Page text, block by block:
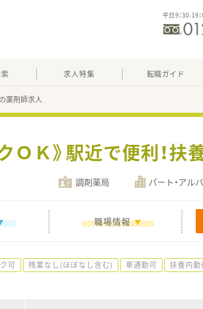
平日9：30-19
求人特集 転職ガイド
薬剤師求人
クＯＫ》駅近で便利！
調剤薬局 パート・アル
職場情報
可 残業なし(ほぼなし含む) 車通勤可 扶養内勤